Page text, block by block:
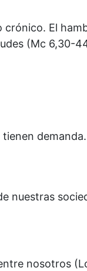
El
(Mc 6,30-
demanda.
nuestras
nosotros